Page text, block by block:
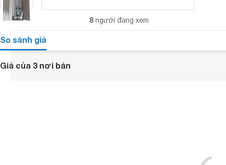
8 người đang xem
So sánh giá
Giá của 3 nơi bán